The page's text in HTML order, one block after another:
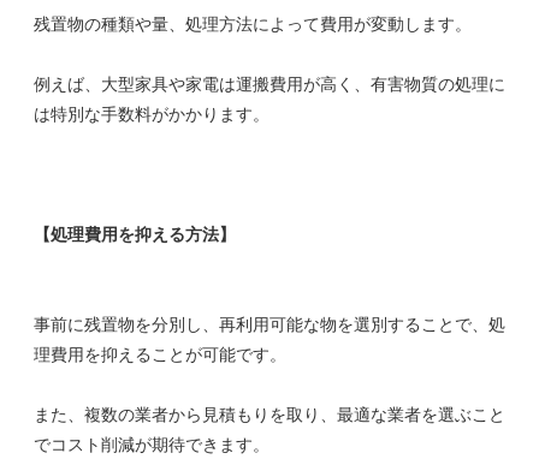
残置物の種類や量、処理方法によって費用が変動します。
例えば、大型家具や家電は運搬費用が高く、有害物質の処理に
は特別な手数料がかかります。
【処理費用を抑える方法】
事前に残置物を分別し、再利用可能な物を選別することで、処
理費用を抑えることが可能です。
また、複数の業者から見積もりを取り、最適な業者を選ぶこと
でコスト削減が期待できます。